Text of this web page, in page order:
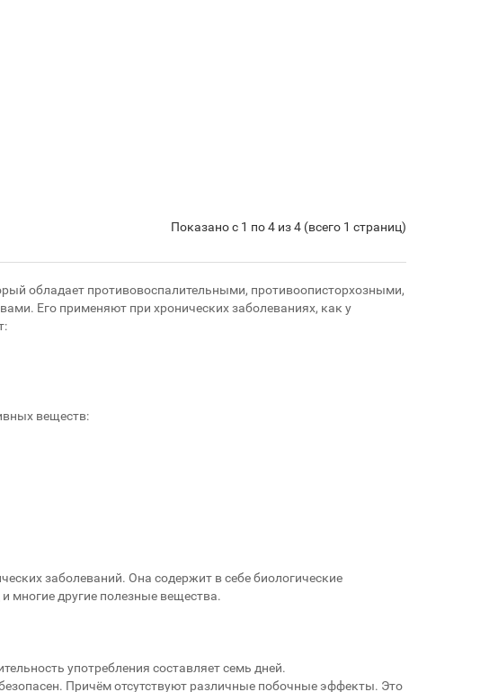
Показано с 1 по 4 из 4 (всего 1 страниц)
обладает противовоспалительными, противоописторхозными,
Его применяют при хронических заболеваниях, как у
веществ:
заболеваний. Она содержит в себе биологические
многие другие полезные вещества.
употребления составляет семь дней.
Причём отсутствуют различные побочные эффекты. Это